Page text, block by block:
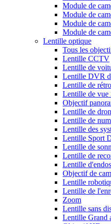
Module de
Module de
Module de
Module de
Lentille optique
Tous les
Lentille CCTV
Lentille de
Lentille DVR
Lentille de
Lentille de vue
Objectif
Lentille de
Lentille de
Lentille des
Lentille Sport
Lentille de
Lentille de
Lentille
Objectif de
Lentille
Lentille de
Zoom
Lentille sans
Lentille Grand